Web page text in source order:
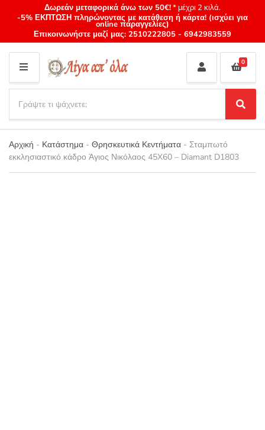
Δωρεάν μεταφορικά άνω των 50€!* μέχρι 2 κιλά.
-5% ΕΚΠΤΩΣΗ πληρώνοντας με κατάθεση ή κάρτα! (ισχύει για
online παραγγελίες)
Επικοινωνήστε μαζί μας: 2510222805 - 6942983559
M
E
N
U
Category
name
a
r
c
h
p
S
e
a
0
Αρχική - Κατάστημα - Θρησκευτικά Κεντήματα - Σταμπωτό
εκκλησιαστικό κάδρο Άγιος Νικόλαος 45X60 – Diamant D1803